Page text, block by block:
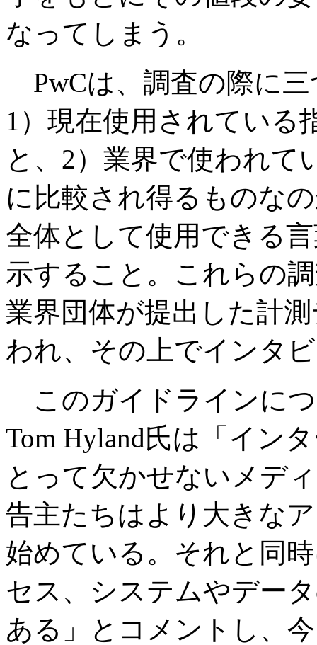
なってしまう。
PwCは、調査の際に
1）現在使用されている
と、2）業界で使われて
に比較され得るものな
全体として使用できる
示すること。これらの
業界団体が提出した計
われ、その上でインタ
このガイドラインに
Tom Hyland氏は「イン
とって欠かせないメデ
告主たちはより大きな
始めている。それと同
セス、システムやデー
ある」とコメントし、